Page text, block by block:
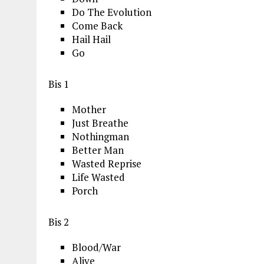
Do The Evolution
Come Back
Hail Hail
Go
Bis 1
Mother
Just Breathe
Nothingman
Better Man
Wasted Reprise
Life Wasted
Porch
Bis 2
Blood/War
Alive